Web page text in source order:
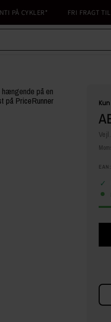
CYKLER* FRI FRAGT TIL
EAN:
✓